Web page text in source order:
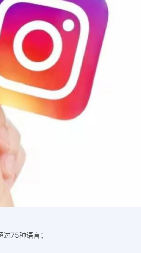
75种语言；